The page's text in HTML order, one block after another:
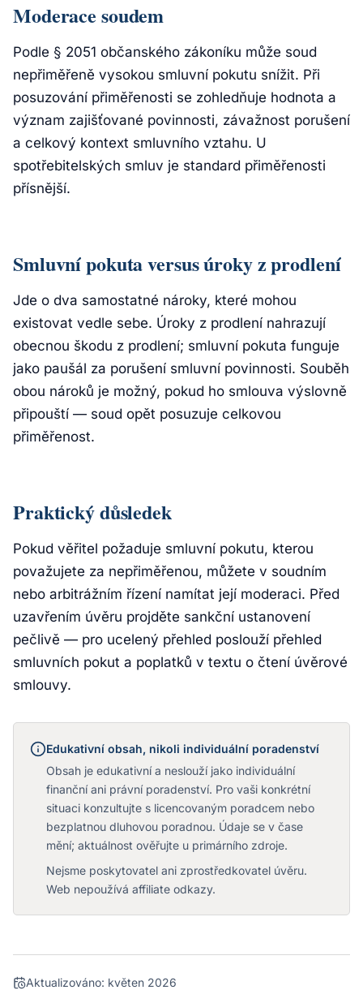
Moderace soudem
Podle § 2051 občanského zákoníku může soud
nepřiměřeně vysokou smluvní pokutu snížit. Při
posuzování přiměřenosti se zohledňuje hodnota a
význam zajišťované povinnosti, závažnost porušení
a celkový kontext smluvního vztahu. U
spotřebitelských smluv je standard přiměřenosti
přísnější.
Smluvní pokuta versus úroky z prodlení
Jde o dva samostatné nároky, které mohou
existovat vedle sebe. Úroky z prodlení nahrazují
obecnou škodu z prodlení; smluvní pokuta funguje
jako paušál za porušení smluvní povinnosti. Souběh
obou nároků je možný, pokud ho smlouva výslovně
připouští — soud opět posuzuje celkovou
přiměřenost.
Praktický důsledek
Pokud věřitel požaduje smluvní pokutu, kterou
považujete za nepřiměřenou, můžete v soudním
nebo arbitrážním řízení namítat její moderaci. Před
uzavřením úvěru projděte sankční ustanovení
pečlivě — pro ucelený přehled poslouží přehled
smluvních pokut a poplatků v textu o čtení úvěrové
smlouvy.
Edukativní obsah, nikoli individuální poradenství
Obsah je edukativní a neslouží jako individuální
finanční ani právní poradenství. Pro vaši konkrétní
situaci konzultujte s licencovaným poradcem nebo
bezplatnou dluhovou poradnou. Údaje se v čase
mění; aktuálnost ověřujte u primárního zdroje.
Nejsme poskytovatel ani zprostředkovatel úvěru.
Web nepoužívá affiliate odkazy.
Aktualizováno: květen 2026